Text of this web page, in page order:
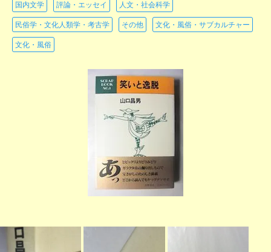
国内文学 評論・エッセイ 人文・社会科学
民俗学・文化人類学・考古学 その他 文化・風俗・サブカルチャー
文化・風俗